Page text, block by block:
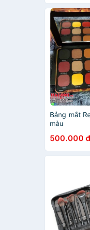
Bảng mắt
màu
500.000 đ